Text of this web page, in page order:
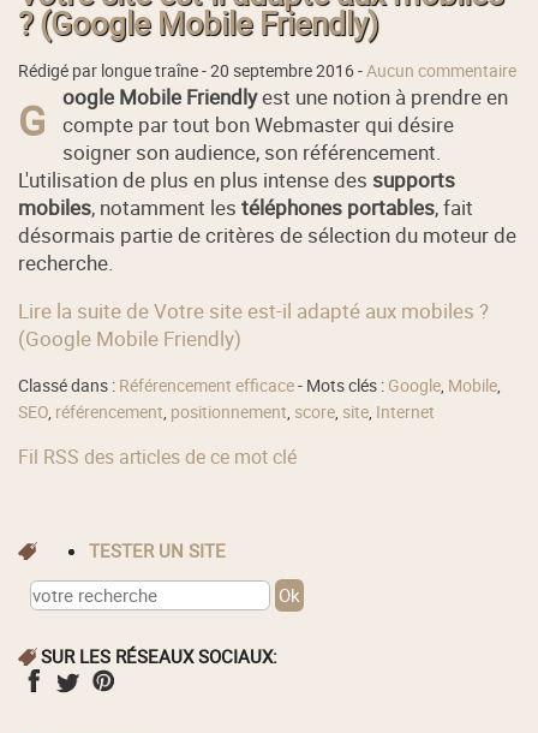
? (Google Mobile Friendly)
Rédigé par longue traîne -20 septembre 2016-Aucun commentaire
G oogle Mobile Friendlyest une notion à prendre en
compte par tout bon Webmaster qui désire
soigner son audience, son référencement.
L'utilisation de plus en plus intense des supports
mobiles, notamment lestéléphones portables, fait
désormais partie de critères de sélection du moteur de
recherche.
Lire la suite de Votre site est-il adapté aux mobiles ?
(Google Mobile Friendly)
Classé dans : Référencement efficace- Mots clés : Google, Mobile,
SEO, référencement, positionnement, score, site, Internet
Fil RSS des articles de ce mot clé
TESTER UN SITE
SUR LES RÉSEAUX SOCIAUX: